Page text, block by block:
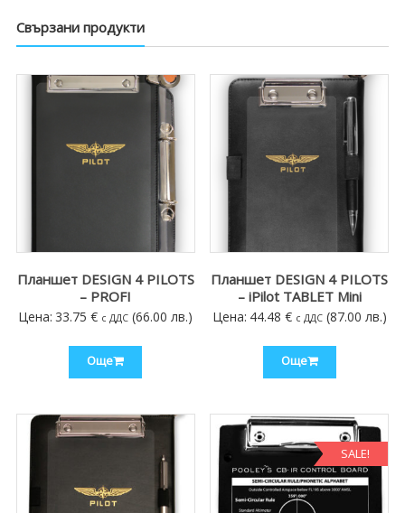
Свързани продукти
Планшет DESIGN 4 PILOTS
– PROFI
Цена: 33.75€ с ДДС (66.00 лв.)
Още
Планшет DESIGN 4 PILOTS
– iPilot TABLET Mini
Цена: 44.48 € с ДДС (87.00 лв.)
Още
SALE!